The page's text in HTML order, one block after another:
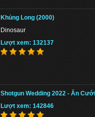
Khủng Long (2000)
Dinosaur
Lượt xem: 132137
Shotgun Wedding 2022 - Ăn
Lượt xem: 142846